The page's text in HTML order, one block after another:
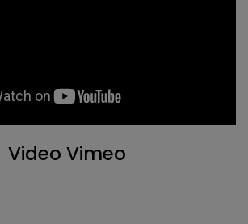
Video Vimeo